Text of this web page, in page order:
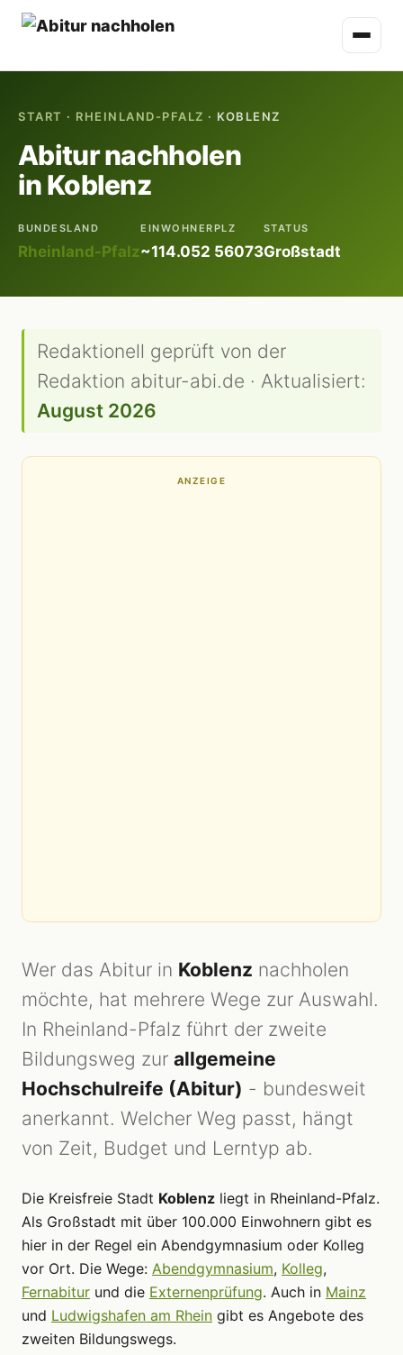
START · RHEINLAND-PFALZ · KOBLENZ
Abitur nachholen
in Koblenz
BUNDESLAND
Rheinland-Pfalz
EINWOHNER
~114.052
PLZ
56073
STATUS
Großstadt
Redaktionell geprüft von der
Redaktion abitur-abi.de · Aktualisiert:
August 2026
ANZEIGE
Wer das Abitur in Koblenz nachholen
möchte, hat mehrere Wege zur Auswahl.
In Rheinland-Pfalz führt der zweite
Bildungsweg zur allgemeine
Hochschulreife (Abitur) - bundesweit
anerkannt. Welcher Weg passt, hängt
von Zeit, Budget und Lerntyp ab.
Die Kreisfreie Stadt Koblenz liegt in Rheinland-Pfalz.
Als Großstadt mit über 100.000 Einwohnern gibt es
hier in der Regel ein Abendgymnasium oder Kolleg
vor Ort. Die Wege: Abendgymnasium, Kolleg,
Fernabitur und die Externenprüfung. Auch in Mainz
und Ludwigshafen am Rhein gibt es Angebote des
zweiten Bildungswegs.